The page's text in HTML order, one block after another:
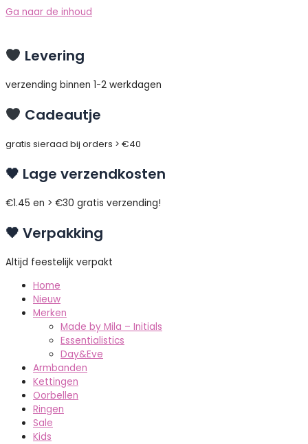
Ga naar de inhoud
Levering
verzending binnen 1-2 werkdagen
Cadeautje
gratis sieraad bij orders > €40
🖤 Lage verzendkosten
€1.45 en > €30 gratis verzending!
🖤 Verpakking
Altijd feestelijk verpakt
Home
Nieuw
Merken
Made by Mila – Initials
Essentialistics
Day&Eve
Armbanden
Kettingen
Oorbellen
Ringen
Sale
Kids